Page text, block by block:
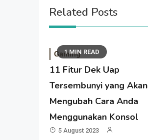
Related Posts
1 MIN READ
Gaming
11 Fitur Dek Uap
Tersembunyi yang Akan
Mengubah Cara Anda
Menggunakan Konsol
5 August 2023